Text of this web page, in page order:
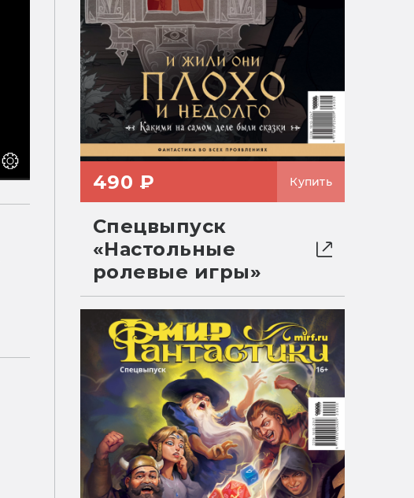
490 ₽ Купить
Спецвыпуск
«Настольные
ролевые игры»